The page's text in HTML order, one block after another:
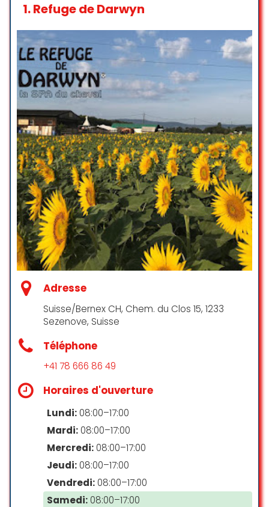
1.Refuge de Darwyn
Adresse
Suisse/Bernex CH, Chem. du Clos 15, 1233
Sezenove, Suisse
Téléphone
+41 78 666 86 49
Horaires d'ouverture
Lundi: 08:00–17:00
Mardi: 08:00–17:00
Mercredi: 08:00–17:00
Jeudi: 08:00–17:00
Vendredi: 08:00–17:00
Samedi: 08:00–17:00